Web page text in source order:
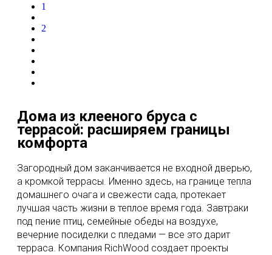
1
2
Дома из клееного бруса с
террасой: расширяем границы
комфорта
Загородный дом заканчивается не входной дверью,
а кромкой террасы. Именно здесь, на границе тепла
домашнего очага и свежести сада, протекает
лучшая часть жизни в теплое время года. Завтраки
под пение птиц, семейные обеды на воздухе,
вечерние посиделки с пледами — все это дарит
терраса. Компания RichWood создает проекты